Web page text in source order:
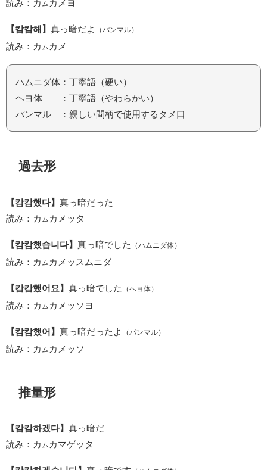
読み：カ ム カメヨ
【캄캄해】 真っ暗だよ （パンマル）
読み：カ ム カメ
ハムニダ体：丁寧語（硬い）
ヘヨ体 ：丁寧語（やわらかい）
パンマル ：親しい間柄で使用するタメ口
過去形
【캄캄했다】 真っ暗だった
読み：カ ム カメッタ
【캄캄했습니다】 真っ暗でした （ハムニダ体）
読み：カ ム カメッスムニダ
【캄캄했어요】 真っ暗でした （ヘヨ体）
読み：カ ム カメッソヨ
【캄캄했어】 真っ暗だったよ （パンマル）
読み：カ ム カメッソ
推量形
【캄캄하겠다】 真っ暗だ
読み：カ ム カマゲッタ